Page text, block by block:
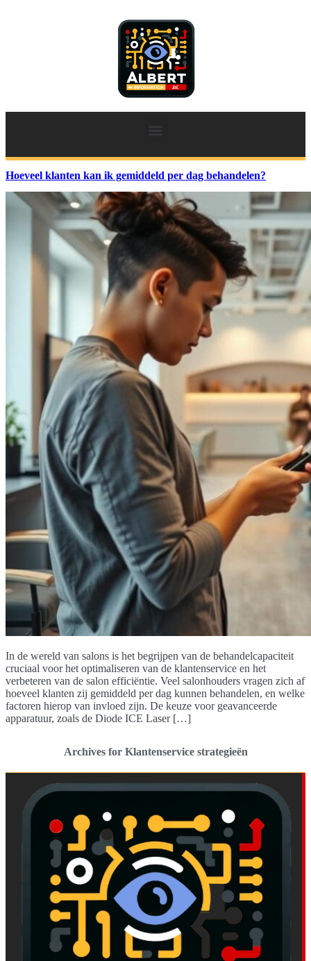
Hoeveel klanten kan ik gemiddeld per dag behandelen?
In de wereld van salons is het begrijpen van de behandelcapaciteit
cruciaal voor het optimaliseren van de klantenservice en het
verbeteren van de salon efficiëntie. Veel salonhouders vragen zich af
hoeveel klanten zij gemiddeld per dag kunnen behandelen, en welke
factoren hierop van invloed zijn. De keuze voor geavanceerde
apparatuur, zoals de Diode ICE Laser […]
Archives for Klantenservice strategieën